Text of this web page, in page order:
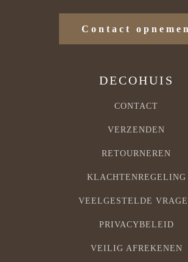
Contact opnemen
DECOHUIS
CONTACT
VERZENDEN
RETOURNEREN
KLACHTENREGELING
VEELGESTELDE
PRIVACYBELEID
VEILIG AFREKENEN